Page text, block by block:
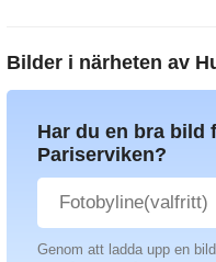
Bilder i närheten av
Har du en bra bild
Pariserviken?
Genom att ladda upp en